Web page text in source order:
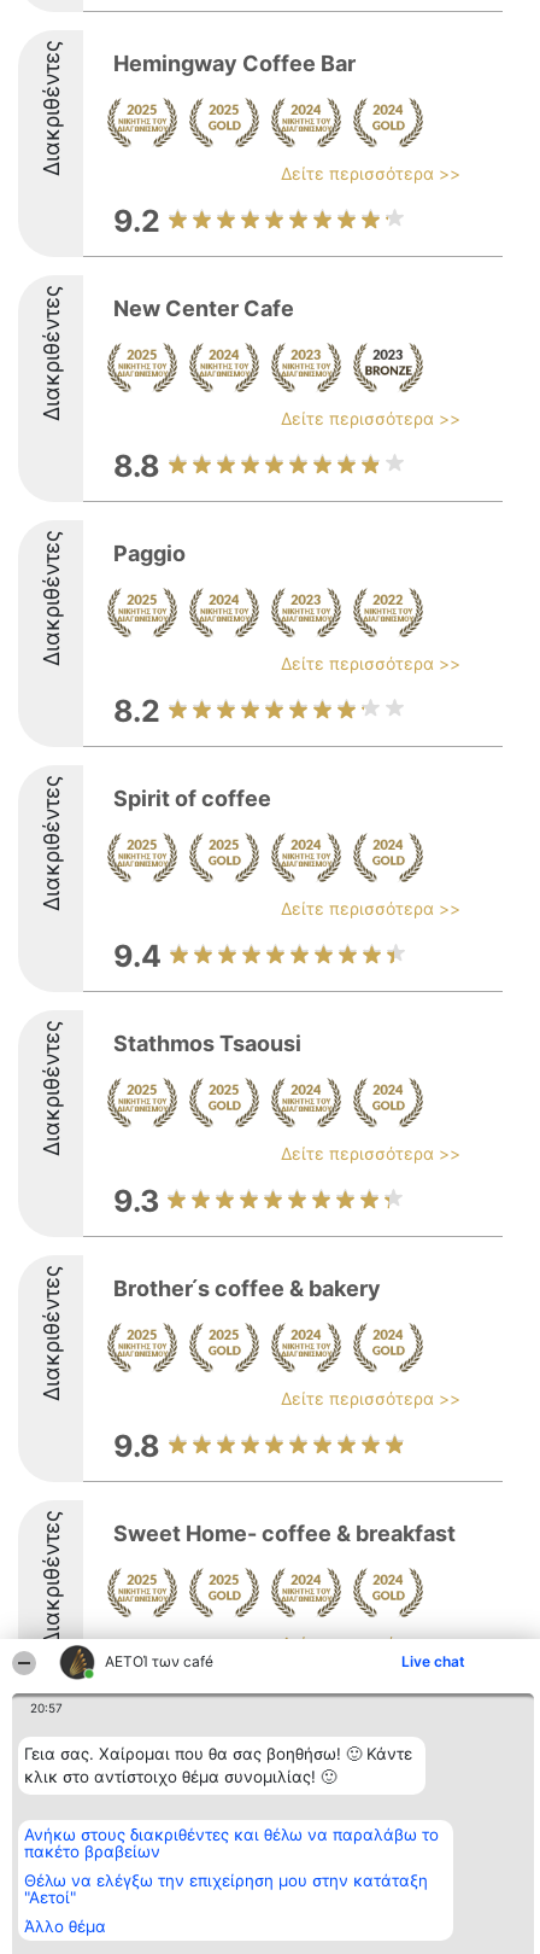
ΑΕΤΟΊ των café Live chat
20:57
Γεια σας. Χαίρομαι που θα σας βοηθήσω! 🙂 Κάντε
κλικ στο αντίστοιχο θέμα συνομιλίας! 🙂
Ανήκω στους διακριθέντες και θέλω να παραλάβω το
πακέτο βραβείων
Θέλω να ελέγξω την επιχείρηση μου στην κατάταξη
"Αετοί"
Άλλο θέμα
Διακριθέντες Hemingway Coffee Bar
Δείτε περισσότερα >>
9.2
Διακριθέντες New Center Cafe
Δείτε περισσότερα >>
8.8
Διακριθέντες Paggio
Δείτε περισσότερα >>
8.2
Διακριθέντες Spirit of coffee
Δείτε περισσότερα >>
9.4
Διακριθέντες Stathmos Tsaousi
Δείτε περισσότερα >>
9.3
Διακριθέντες Brother ́s coffee & bakery
Δείτε περισσότερα >>
9.8
Διακριθέντες Sweet Home- coffee & breakfast
Δείτε περισσότερα >>
9.7
Διοργανωτής της
κατάταξης
Μονοπρόσωπη ΙΚΕ
ΤΗΛ. ΕΠΙΚΟΙΝΩΝΙΑΣ:
2104128019
email:
aetoi@beautifulcompany.co
Κατάταξη
Διακριθέντες
των
διακριθέντων
Όροι &
Επικοινωνία